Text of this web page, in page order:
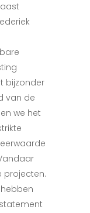
bijzonder
van de
we het
projecten.